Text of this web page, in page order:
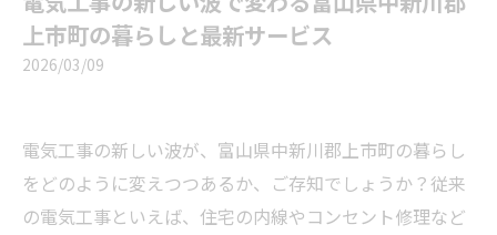
上市町の暮らしと最新サービス
2026/03/09
電気工事の新しい波が、富山県中新川郡上市町の暮らし
をどのように変えつつあるか、ご存知でしょうか？従来
の電気工事といえば、住宅の内線やコンセント修理など